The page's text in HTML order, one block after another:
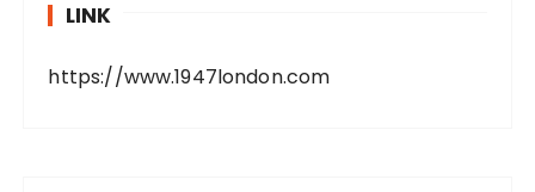
LINK
https://www.1947london.com